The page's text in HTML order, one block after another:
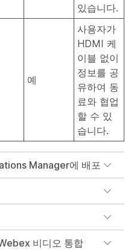
있습니다.
예
사용자가
HDMI 케
이블 없이
정보를 공
유하여 동
료와 협업
할 수 있
습니다.
Manager에 배포
비디오 통합